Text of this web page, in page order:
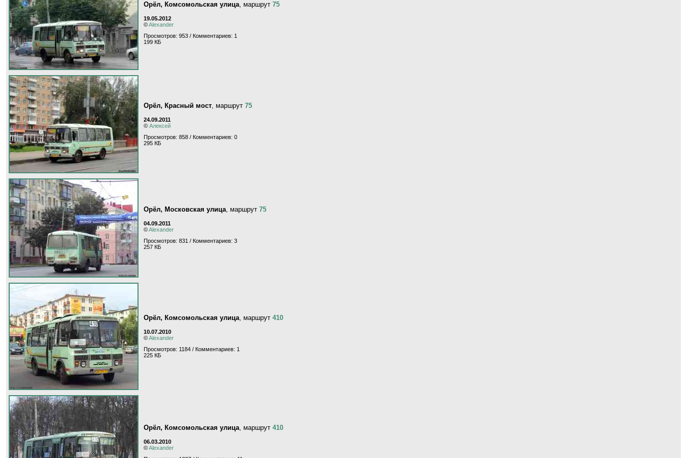
Орёл, Комсомольская улица, маршрут 75
19.05.2012
©Alexander
Просмотров: 953 / Комментариев: 1
199 КБ
Орёл, Красный мост, маршрут 75
24.09.2011
© Алексей
Просмотров: 858 / Комментариев: 0
295 КБ
Орёл, Московская улица, маршрут 75
04.09.2011
©Alexander
Просмотров: 831 / Комментариев: 3
257 КБ
Орёл, Комсомольская улица, маршрут 410
10.07.2010
©Alexander
Просмотров: 1184 / Комментариев: 1
225 КБ
Орёл, Комсомольская улица, маршрут 410
06.03.2010
©Alexander